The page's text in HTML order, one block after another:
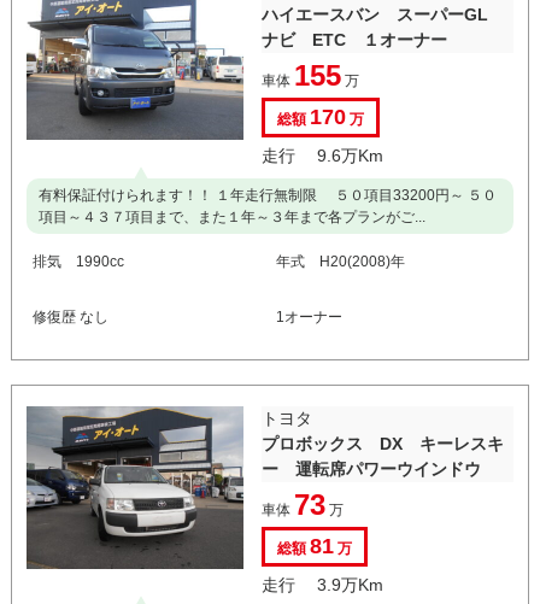
ハイエースバン スーパーGL
ナビ ETC １オーナー
車体 155万
総額 170万
走行 9.6万Km
有料保証付けられます！！ １年走行無制限 ５０項目33200円～ ５０
項目～４３７項目まで、また１年～３年まで各プランがご...
排気 1990cc 年式 H20(2008)年
修復歴 なし 1オーナー
トヨタ
プロボックス DX キーレスキ
ー 運転席パワーウインドウ
車体 73万
総額81万
走行 3.9万Km